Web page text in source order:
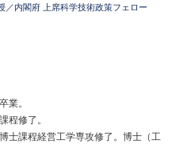
／内閣府 上席科学技術政策フェロー
業。
程修了。
士課程経営工学専攻修了。博士（工